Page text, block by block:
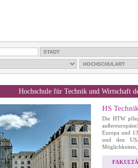
Hochschule für Technik und Wirtschaft
HS
Die HTW
Europa und
und den
Möglichkeiten,